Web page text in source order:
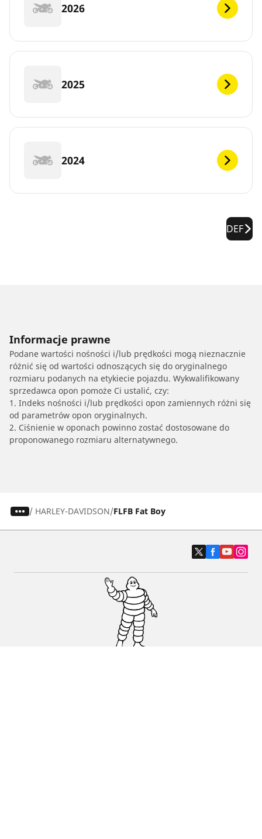
2026
2025
2024
DEF
Informacje prawne
Podane wartości nośności i/lub prędkości mogą nieznacznie
różnić się od wartości odnoszących się do oryginalnego
rozmiaru podanych na etykiecie pojazdu. Wykwalifikowany
sprzedawca opon pomoże Ci ustalić, czy:
1. Indeks nośności i/lub prędkości opon zamiennych różni się
od parametrów opon oryginalnych.
2. Ciśnienie w oponach powinno zostać dostosowane do
proponowanego rozmiaru alternatywnego.
/ HARLEY-DAVIDSON FLFB Fat Boy